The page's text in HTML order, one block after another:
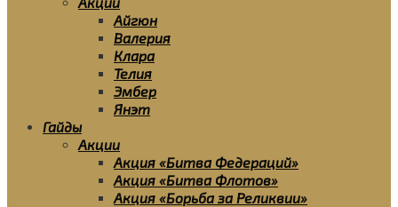
Айгюн
Валерия
Клара
Телия
Эмбер
Янэт
Гайды
Акции
Акция «Битва Федераций»
Акция «Битва Флотов»
Акция «Борьба за Реликвии»